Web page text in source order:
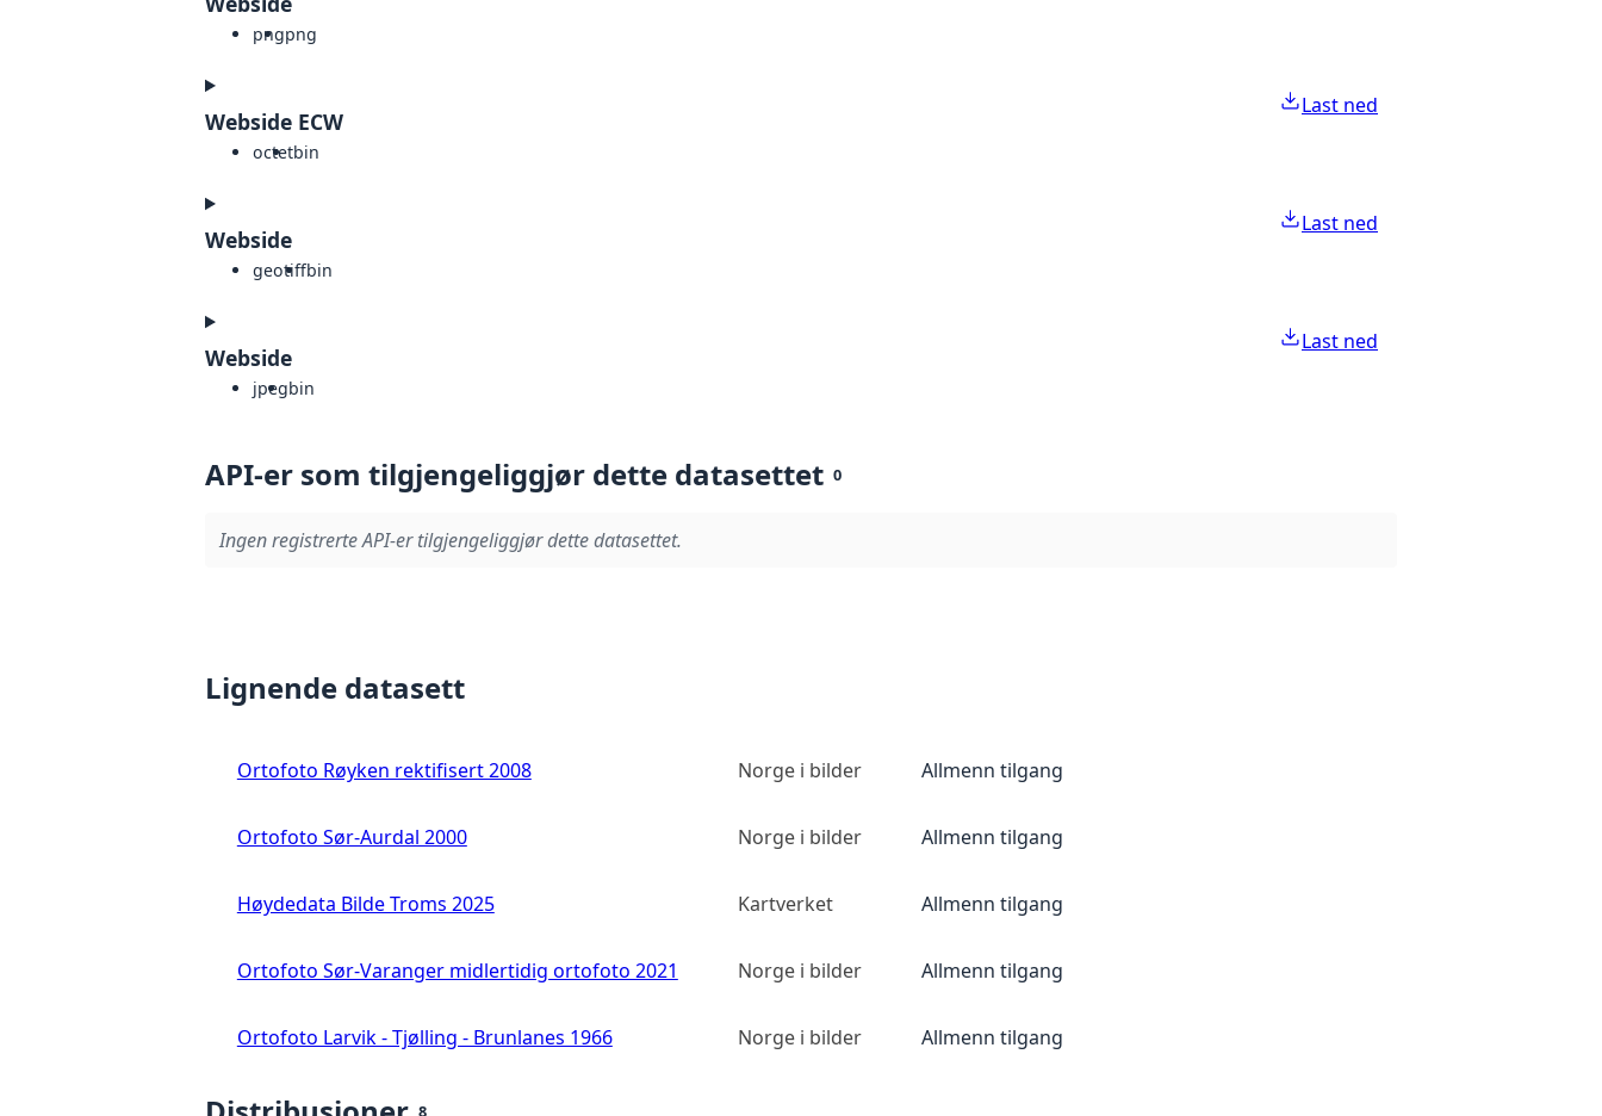
pngpng
Webside ECW
octetbin
Last ned
Webside
geotiffbin
Last ned
Webside
jpegbin
Last ned
API-er som tilgjengeliggjør dette datasettet 0
Ingen registrerte API-er tilgjengeliggjør dette datasettet.
Lignende datasett
Ortofoto Røyken rektifisert 2008 Norge i bilder Allmenn tilgang
Ortofoto Sør-Aurdal 2000 Norge i bilder Allmenn tilgang
Høydedata Bilde Troms 2025 Kartverket Allmenn tilgang
Ortofoto Sør-Varanger midlertidig ortofoto 2021 Norge i bilder Allmenn tilgang
Ortofoto Larvik - Tjølling - Brunlanes 1966 Norge i bilder Allmenn tilgang
8